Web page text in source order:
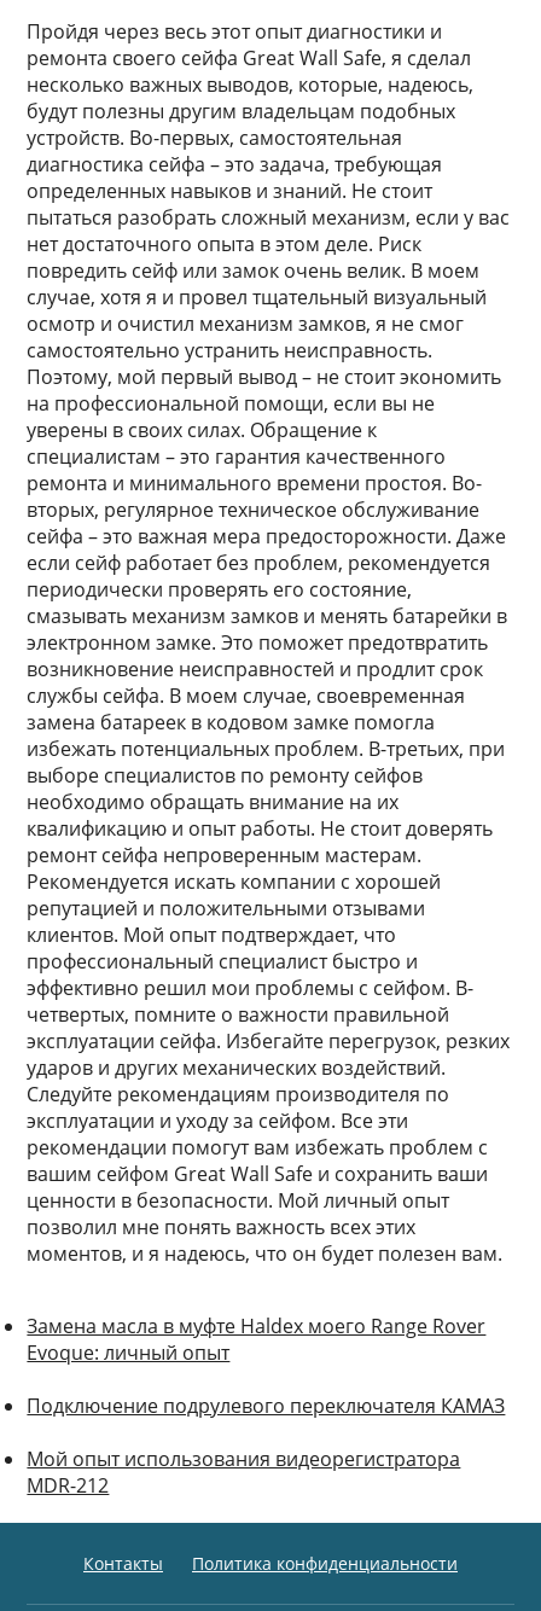
Пройдя через весь этот опыт диагностики и
ремонта своего сейфа Great Wall Safe, я сделал
несколько важных выводов, которые, надеюсь,
будут полезны другим владельцам подобных
устройств. Во-первых, самостоятельная
диагностика сейфа – это задача, требующая
определенных навыков и знаний. Не стоит
пытаться разобрать сложный механизм, если у вас
нет достаточного опыта в этом деле. Риск
повредить сейф или замок очень велик. В моем
случае, хотя я и провел тщательный визуальный
осмотр и очистил механизм замков, я не смог
самостоятельно устранить неисправность.
Поэтому, мой первый вывод – не стоит экономить
на профессиональной помощи, если вы не
уверены в своих силах. Обращение к
специалистам – это гарантия качественного
ремонта и минимального времени простоя. Во-
вторых, регулярное техническое обслуживание
сейфа – это важная мера предосторожности. Даже
если сейф работает без проблем, рекомендуется
периодически проверять его состояние,
смазывать механизм замков и менять батарейки в
электронном замке. Это поможет предотвратить
возникновение неисправностей и продлит срок
службы сейфа. В моем случае, своевременная
замена батареек в кодовом замке помогла
избежать потенциальных проблем. В-третьих, при
выборе специалистов по ремонту сейфов
необходимо обращать внимание на их
квалификацию и опыт работы. Не стоит доверять
ремонт сейфа непроверенным мастерам.
Рекомендуется искать компании с хорошей
репутацией и положительными отзывами
клиентов. Мой опыт подтверждает, что
профессиональный специалист быстро и
эффективно решил мои проблемы с сейфом. В-
четвертых, помните о важности правильной
эксплуатации сейфа. Избегайте перегрузок, резких
ударов и других механических воздействий.
Следуйте рекомендациям производителя по
эксплуатации и уходу за сейфом. Все эти
рекомендации помогут вам избежать проблем с
вашим сейфом Great Wall Safe и сохранить ваши
ценности в безопасности. Мой личный опыт
позволил мне понять важность всех этих
моментов, и я надеюсь, что он будет полезен вам.
Замена масла в муфте Haldex моего Range Rover
Evoque: личный опыт
Подключение подрулевого переключателя КАМАЗ
Мой опыт использования видеорегистратора
MDR-212
Контакты Политика конфиденциальности